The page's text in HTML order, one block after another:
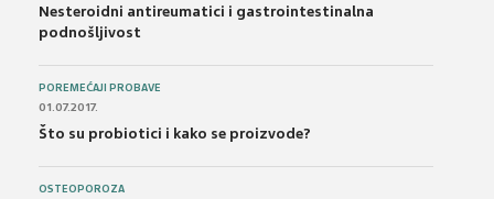
Nesteroidni antireumatici i gastrointestinalna
podnošljivost
POREMEĆAJI PROBAVE
01.07.2017.
Što su probiotici i kako se proizvode?
OSTEOPOROZA